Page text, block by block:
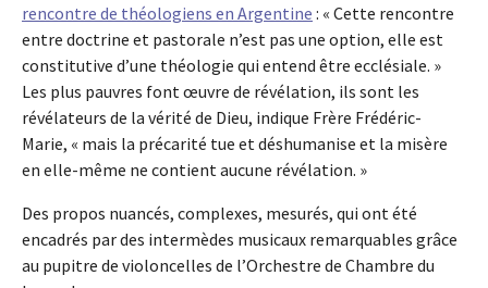
rencontre de théologiens en Argentine : « Cette rencontre
entre doctrine et pastorale n’est pas une option, elle est
constitutive d’une théologie qui entend être ecclésiale. »
Les plus pauvres font œuvre de révélation, ils sont les
révélateurs de la vérité de Dieu, indique Frère Frédéric-
Marie, « mais la précarité tue et déshumanise et la misère
en elle-même ne contient aucune révélation. »
Des propos nuancés, complexes, mesurés, qui ont été
encadrés par des intermèdes musicaux remarquables grâce
au pupitre de violoncelles de l’Orchestre de Chambre du